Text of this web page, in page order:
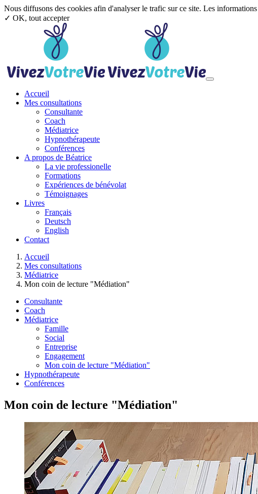
Nous diffusons des cookies afin d'analyser le trafic sur ce site. Les
✓ OK, tout accepter
Aller au contenu principal
Toggle navigation
Accueil
Mes consultations
Consultante
Coach
Médiatrice
Hypnothérapeute
Conférences
A propos de Béatrice
La vie professionelle
Formations
Expériences de bénévolat
Témoignages
Livres
Français
Deutsch
English
Contact
You are here:
Accueil
Mes consultations
Médiatrice
Mon coin de lecture "Médiation"
Consultante
Coach
Médiatrice
Famille
Social
Entreprise
Engagement
Mon coin de lecture "Médiation"
Hypnothérapeute
Conférences
Mon coin de lecture "Médiation"